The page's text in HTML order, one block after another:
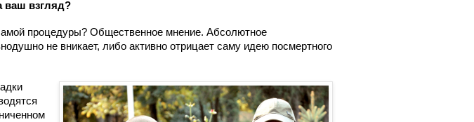
ваш взгляд?
процедуры? Общественное мнение. Абсолютное
не вникает, либо активно отрицает саму идею посмертного